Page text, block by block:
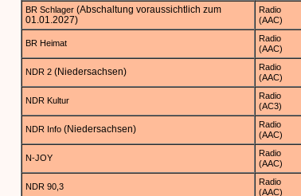
BR Schlager(Abschaltung voraussichtlich zum
01.01.2027)
Radio
(AAC)
BR Heimat
Radio
(AAC)
NDR 2(Niedersachsen)
Radio
(AAC)
NDR Kultur
Radio
(AC3)
NDR Info(Niedersachsen)
Radio
(AAC)
N-JOY
Radio
(AAC)
NDR 90,3
Radio
(AAC)